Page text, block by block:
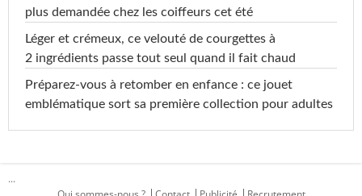
plus demandée chez les coiffeurs cet été
Léger et crémeux, ce velouté de courgettes à
2 ingrédients passe tout seul quand il fait chaud
Préparez-vous à retomber en enfance : ce jouet
emblématique sort sa première collection pour adultes
...